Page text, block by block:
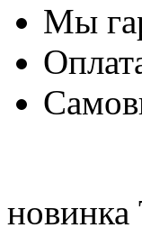
Мы
новинка